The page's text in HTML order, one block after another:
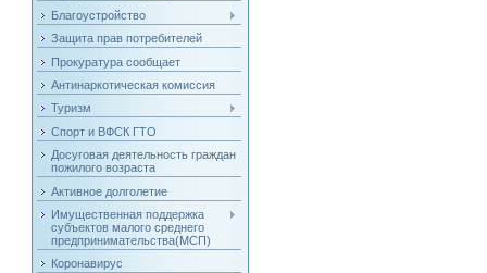
Благоустройство
Защита прав потребителей
Прокуратура сообщает
Антинаркотическая комиссия
Туризм
Спорт и ВФСК ГТО
Досуговая деятельность граждан
пожилого возраста
Активное долголетие
Имущественная поддержка
субъектов малого среднего
предпринимательства(МСП)
Коронавирус